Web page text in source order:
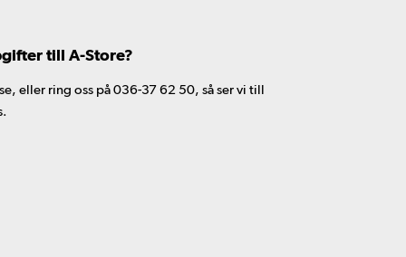
till A-Store?
eller ring oss på 036-37 62 50, så ser vi till